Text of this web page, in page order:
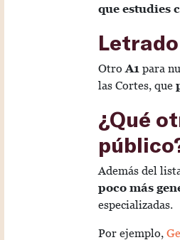
que estudies
OtroA1 para
las Cortes, que
¿Qué
Además del
poco más
especializadas.
Por ejemplo,